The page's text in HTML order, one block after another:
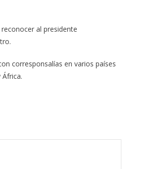
al presidente
corresponsalías en varios países